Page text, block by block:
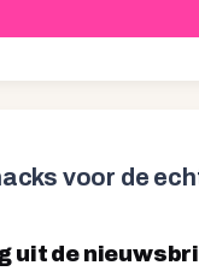
voor de
uit de